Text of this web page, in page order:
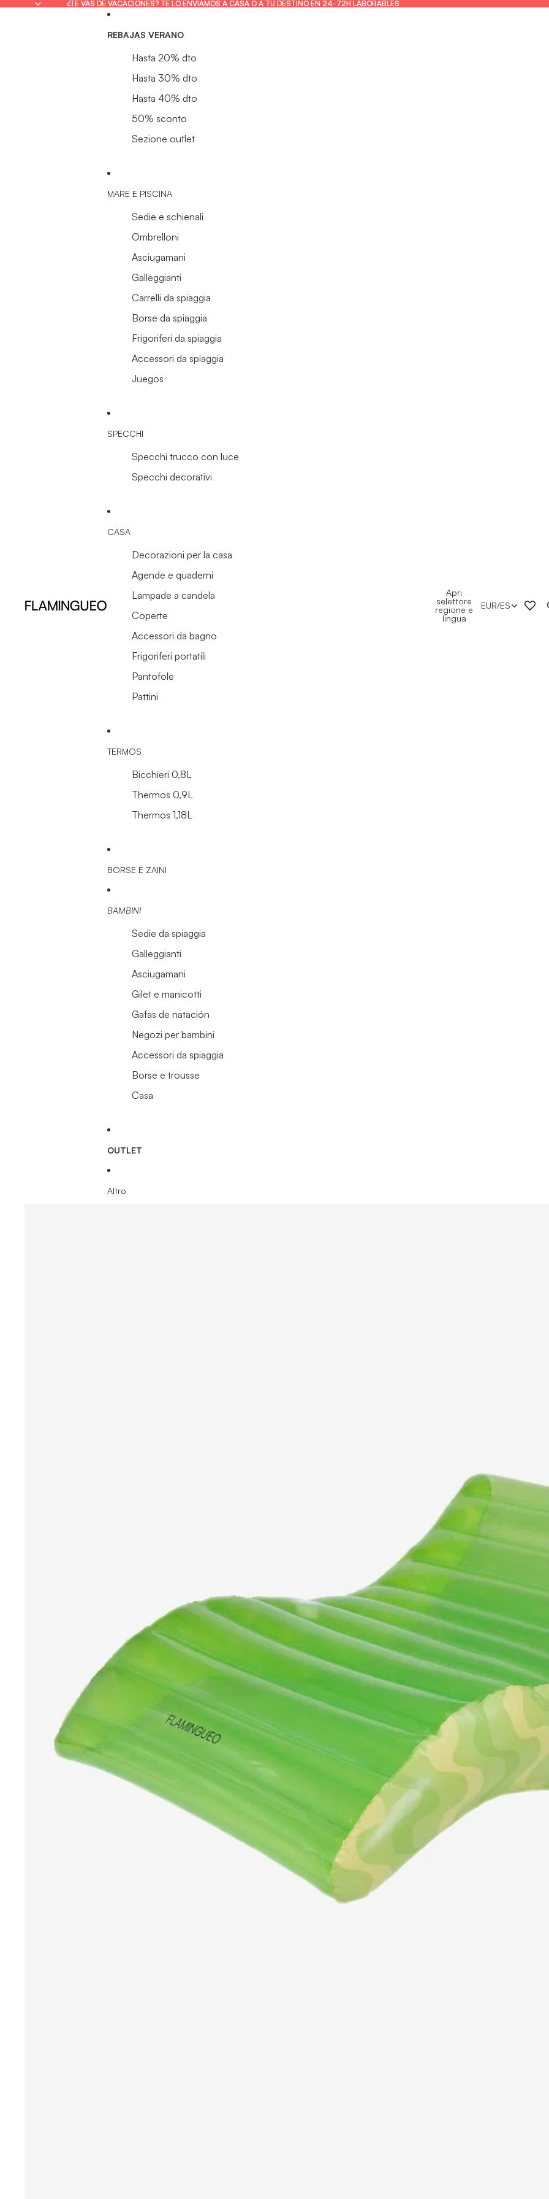
¿TE VAS DE VACACIONES? TE LO ENVIAMOS A CASA O A TU DESTINO EN 24-72H LABORABLES
¿TE VAS DE VACACIONES? TE LO ENVIAMOS A CASA O A TU DESTINO EN 24-72H LABORABLES
REBAJAS VERANO
Hasta 20% dto
Hasta 30% dto
Hasta 40% dto
50% sconto
Sezione outlet
MARE E PISCINA
Sedie e schienali
Ombrelloni
Asciugamani
Galleggianti
Carrelli da spiaggia
Borse da spiaggia
Frigoriferi da spiaggia
Accessori da spiaggia
Juegos
SPECCHI
Specchi trucco con luce
Specchi decorativi
CASA
Decorazioni per la casa
Agende e quaderni
Lampade a candela
Coperte
Accessori da bagno
Frigoriferi portatili
Pantofole
Pattini
TERMOS
Bicchieri 0,8L
Thermos 0,9L
Thermos 1,18L
BORSE E ZAINI
BAMBINI
Sedie da spiaggia
Galleggianti
Asciugamani
Gilet e manicotti
Gafas de natación
Negozi per bambini
Accessori da spiaggia
Borse e trousse
Casa
OUTLET
Altro
Apri
selettore
regione e
lingua
EUR/ES